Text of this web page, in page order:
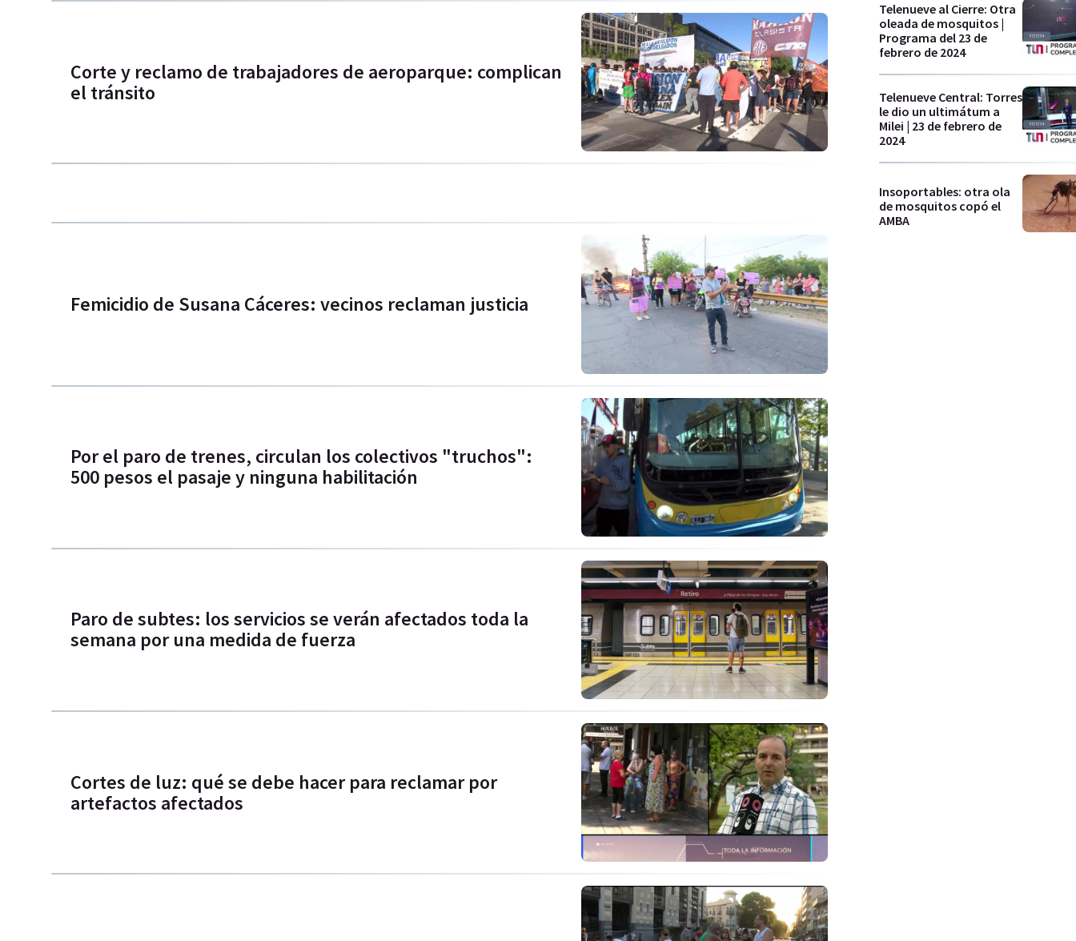
Corte y reclamo de trabajadores de aeroparque: complican
el tránsito
Femicidio de Susana Cáceres: vecinos reclaman justicia
Por el paro de trenes, circulan los colectivos "truchos":
500 pesos el pasaje y ninguna habilitación
Paro de subtes: los servicios se verán afectados toda la
semana por una medida de fuerza
Cortes de luz: qué se debe hacer para reclamar por
artefactos afectados
Telenueve al Cierre: Otra
oleada de mosquitos |
Programa del 23 de
febrero de 2024
Telenueve Central: Torres
le dio un ultimátum a
Milei | 23 de febrero de
2024
Insoportables: otra ola
de mosquitos copó el
AMBA